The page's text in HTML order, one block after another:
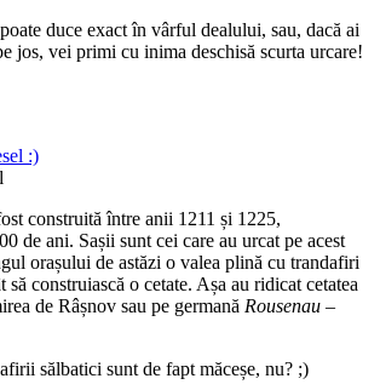
duce exact în vârful dealului, sau, dacă ai
jos, vei primi cu inima deschisă scurta urcare!
construită între anii 1211 și 1225,
de ani. Sașii sunt cei care au urcat pe acest
orașului de astăzi o valea plină cu trandafiri
să construiască o cetate. Așa au ridicat cetatea
de Râșnov sau pe germană Rousenau –
sălbatici sunt de fapt măceșe, nu? ;)